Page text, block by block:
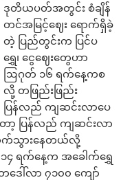
ဒုတိယပတ်အတွင်း စံချိန်
တင်အမြင့်ဈေး ရောက်ရှိခဲ့
တဲ့ ပြည်တွင်းက ပြင်ပ
ရွှေ၊ ငွေဈေးတွေဟာ
ဩဂုတ် ၁၆ ရက်နေ့ကစ
လို့ တဖြည်းဖြည်း
ပြန်လည် ကျဆင်းလာပေ
ပြန်လည် ကျဆင်းလာ
က်သွားနေတယ်လို့
ရက်နေ့က အခေါက်ရွှေ
ေါ်လာ ၇၁၀၀ ကျော်